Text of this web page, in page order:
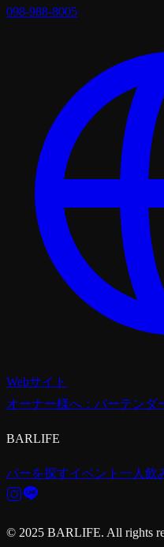
098-988-8005
Webサイト
オーナー様へ：バーテン
BARLIFE
バーを探すイベント 一人飲
© 2025 BARLIFE. All rights